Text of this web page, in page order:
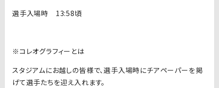
選手入場時 13:58頃
※コレオグラフィーとは
スタジアムにお越しの皆様で、選手入場時にチアペーパーを掲
げて選手たちを迎え入れます。